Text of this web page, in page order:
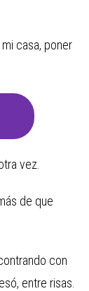
casa, poner
vez.
de que
con
entre risas.